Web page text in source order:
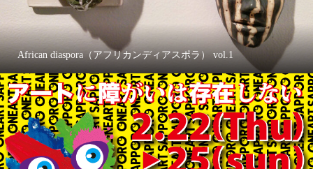
African diaspora（アフリカンディアスポラ） vol.1